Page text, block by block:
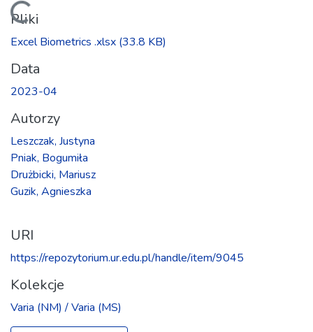
Ładowanie...
Pliki
Excel Biometrics .xlsx (33.8 KB)
Data
2023-04
Autorzy
Leszczak, Justyna
Pniak, Bogumiła
Drużbicki, Mariusz
Guzik, Agnieszka
URI
https://repozytorium.ur.edu.pl/handle/item/9045
Kolekcje
Varia (NM) / Varia (MS)